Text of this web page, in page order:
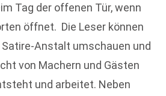
Tag der offenen Tür, wenn
öffnet. Die Leser können
Anstalt umschauen und
von Machern und Gästen
und arbeitet. Neben